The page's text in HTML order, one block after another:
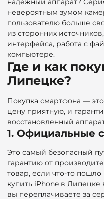
надежный аппарат?
невероятным зумом
пользователю больше
из сторонних
интерфейса, работа с
компьютере.
Где и как
Липецке?
Покупка смартфона — это
цену приятную, и
восстановленный
1. Официальные
Это самый безопасный
гарантию от
товар, если что-то
купить iPhone в Липецке
вы переплачиваете за